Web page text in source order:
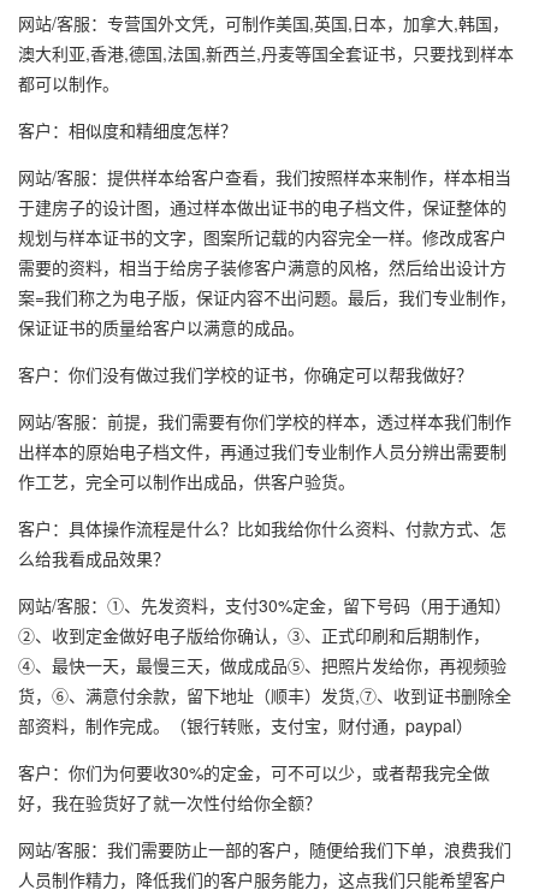
网站/客服：专营国外文凭，可制作美国,英国,日本，加拿大,韩国，
澳大利亚,香港,德国,法国,新西兰,丹麦等国全套证书，只要找到样本
都可以制作。
客户：相似度和精细度怎样？
网站/客服：提供样本给客户查看，我们按照样本来制作，样本相当
于建房子的设计图，通过样本做出证书的电子档文件，保证整体的
规划与样本证书的文字，图案所记载的内容完全一样。修改成客户
需要的资料，相当于给房子装修客户满意的风格，然后给出设计方
案=我们称之为电子版，保证内容不出问题。最后，我们专业制作，
保证证书的质量给客户以满意的成品。
客户：你们没有做过我们学校的证书，你确定可以帮我做好？
网站/客服：前提，我们需要有你们学校的样本，透过样本我们制作
出样本的原始电子档文件，再通过我们专业制作人员分辨出需要制
作工艺，完全可以制作出成品，供客户验货。
客户：具体操作流程是什么？比如我给你什么资料、付款方式、怎
么给我看成品效果？
网站/客服：①、先发资料，支付30%定金，留下号码（用于通知）
②、收到定金做好电子版给你确认，③、正式印刷和后期制作，
④、最快一天，最慢三天，做成成品⑤、把照片发给你，再视频验
货，⑥、满意付余款，留下地址（顺丰）发货,⑦、收到证书删除全
部资料，制作完成。（银行转账，支付宝，财付通，paypal）
客户：你们为何要收30%的定金，可不可以少，或者帮我完全做
好，我在验货好了就一次性付给你全额？
网站/客服：我们需要防止一部的客户，随便给我们下单，浪费我们
人员制作精力，降低我们的客户服务能力，这点我们只能希望客户